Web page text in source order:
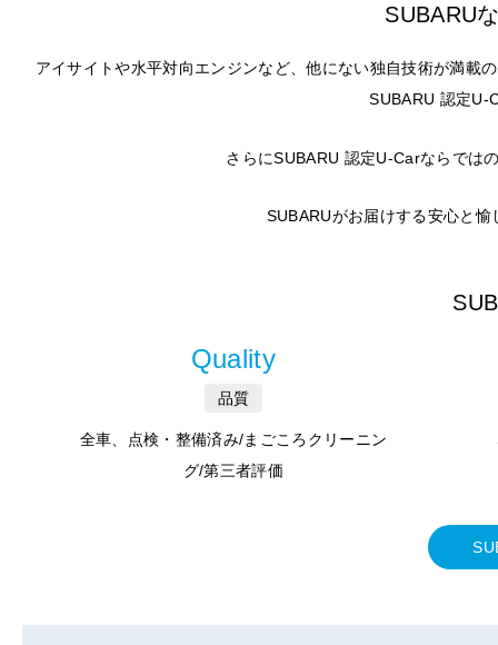
SUBARU
アイサイトや水平対向エンジンなど、他にない独自技術が満載
SUBARU 認定U-
さらにSUBARU 認定U-Carならでは
SUBARUがお届けする安心と
Quality
品質
全車、点検・整備済み/まごころクリーニン
グ/第三者評価